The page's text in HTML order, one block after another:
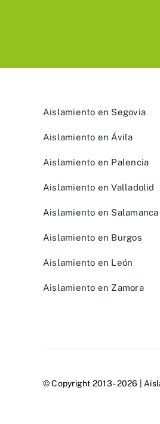
Aislamiento en Segovia
Aislamiento en Ávila
Aislamiento en Palencia
Aislamiento en Valladolid
Aislamiento en Salamanca
Aislamiento en Burgos
Aislamiento en León
Aislamiento en Zamora
© Copyright 2013 - 2026 |